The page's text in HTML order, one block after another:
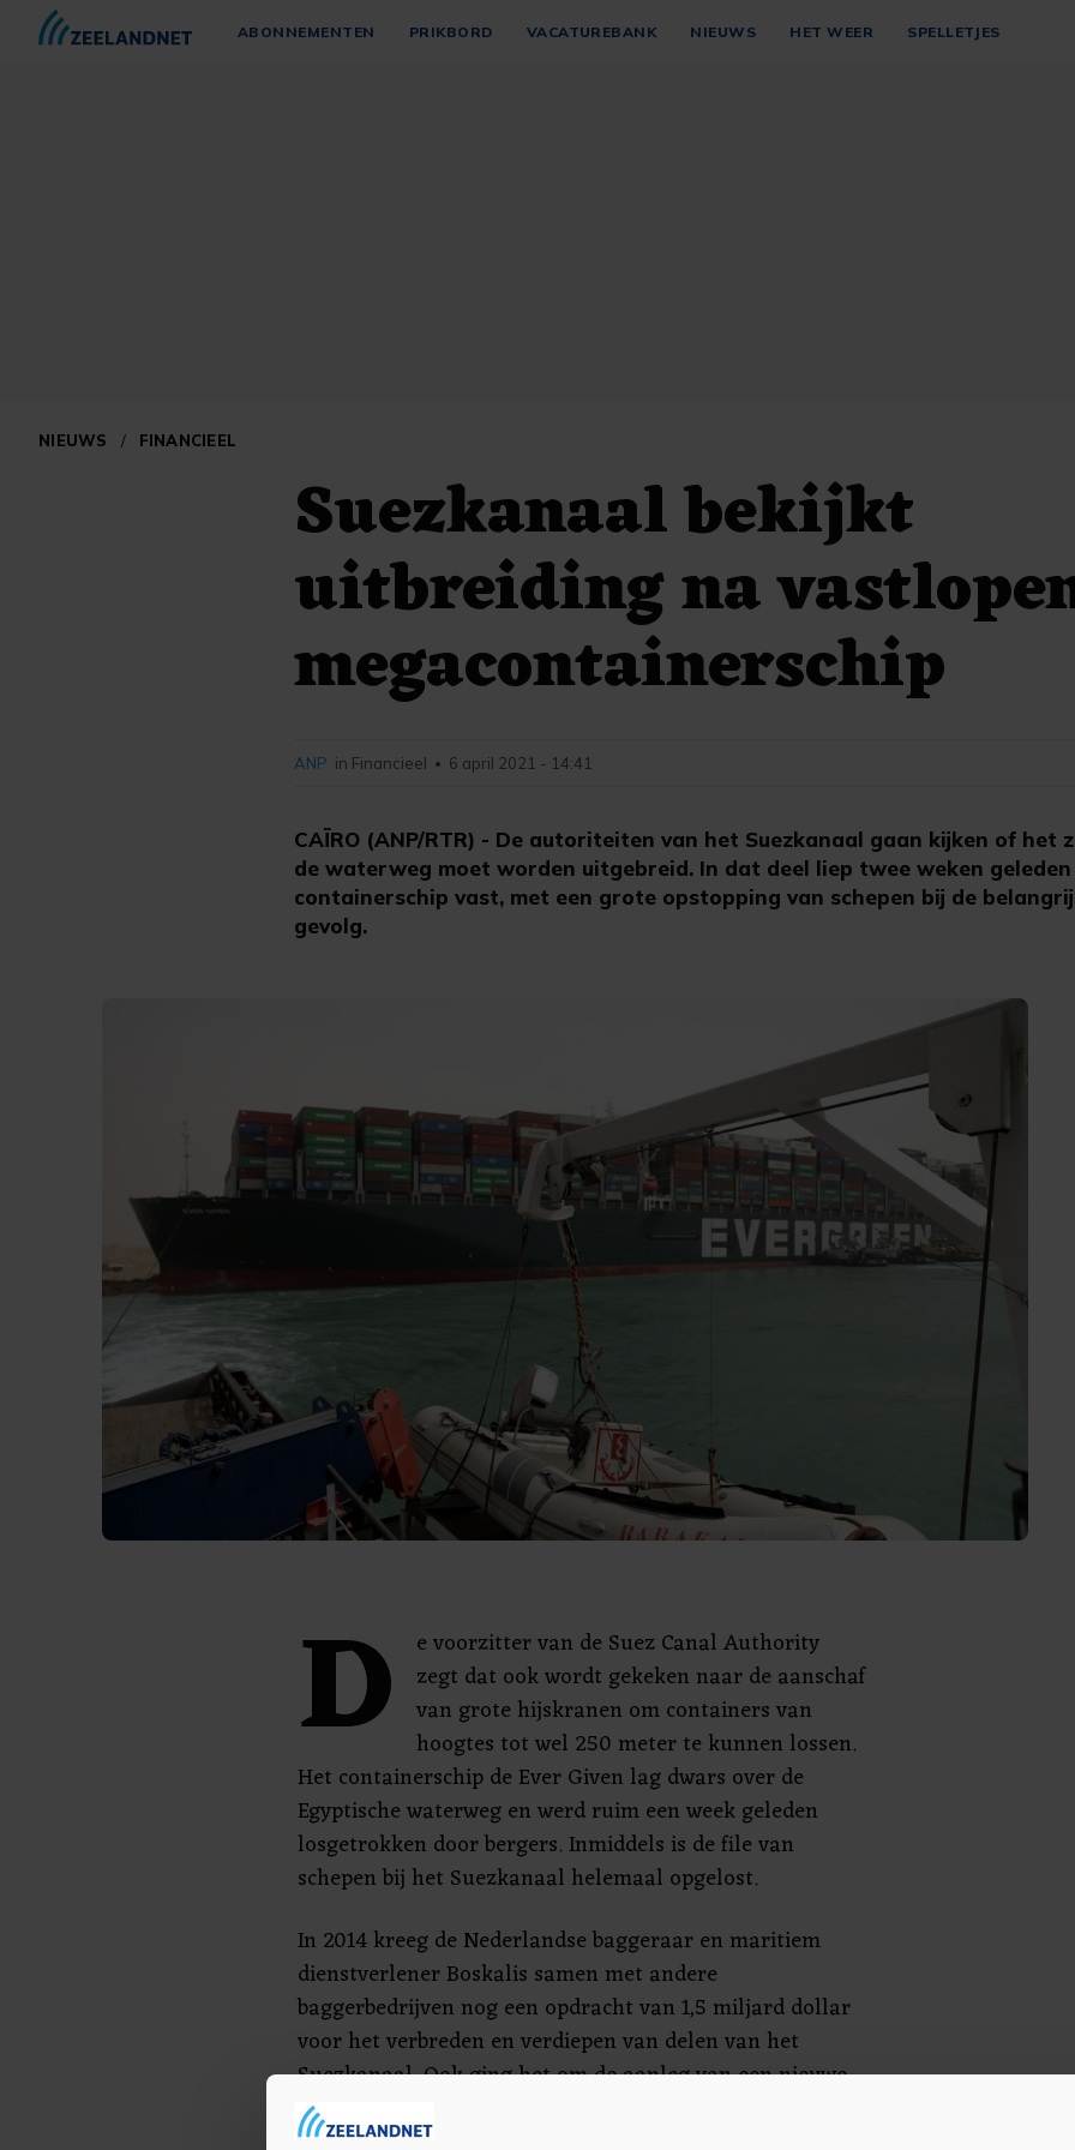
ABONNEMENTEN PRIKBORD VACATUREBANK NIEUWS HET WEER SPELLETJES
NIEUWS / FINANCIEEL
Suezkanaal bekijkt
uitbreiding na
megacontainerschip
CAÏRO (ANP/RTR) - De autoriteiten van het Suezkanaal gaan kijken of het
de waterweg moet worden uitgebreid. In dat deel liep twee weken geleden
containerschip vast, met een grote opstopping van schepen bij de
gevolg.
ANP in Financieel • 6 april 2021 - 14:41
D
e voorzitter van de Suez Canal Authority
zegt dat ook wordt gekeken naar de aanschaf
van grote hijskranen om containers van
hoogtes tot wel 250 meter te kunnen lossen.
Het containerschip de Ever Given lag dwars over de
Egyptische waterweg en werd ruim een week geleden
losgetrokken door bergers. Inmiddels is de file van
schepen bij het Suezkanaal helemaal opgelost.
In 2014 kreeg de Nederlandse baggeraar en maritiem
dienstverlener Boskalis samen met andere
baggerbedrijven nog een opdracht van 1,5 miljard dollar
voor het verbreden en verdiepen van delen van het
Suezkanaal. Ook ging het om de aanleg van een nieuwe
waterweg van 50 kilometer langs de bestaande vaarroute